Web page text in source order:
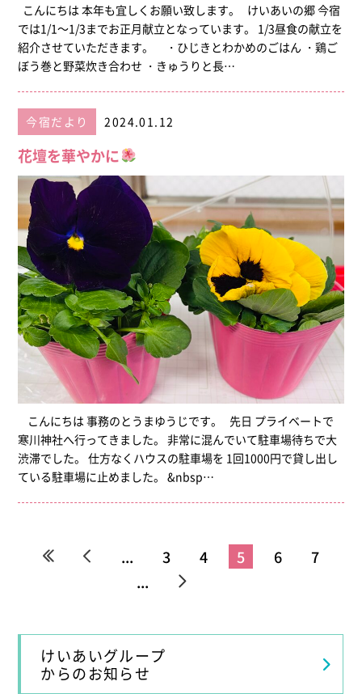
こんにちは 本年も宜しくお願い致します。 けいあいの郷 今宿
では1/1～1/3までお正月献立となっています。 1/3昼食の献立を
紹介させていただきます。 ・ひじきとわかめのごはん ・鶏ご
ぼう巻と野菜炊き合わせ ・きゅうりと長…
今宿だより 2024.01.12
花壇を華やかに
こんにちは 事務のとうまゆうじです。 先日 プライベートで
寒川神社へ行ってきました。 非常に混んでいて駐車場待ちで大
渋滞でした。 仕方なくハウスの駐車場を 1回1000円で貸し出し
ている駐車場に止めました。 &nbsp…
« « ... 3 4 5 6
7
...
»
けいあいグループ
からのお知らせ